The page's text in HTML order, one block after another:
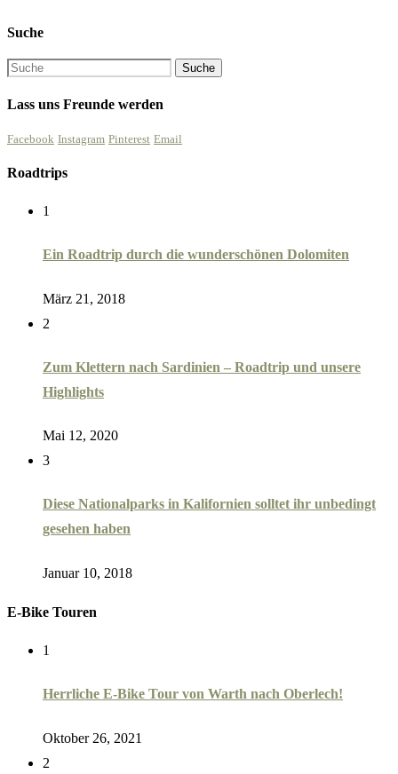
Suche
Lass uns Freunde werden
Facebook Instagram Pinterest Email
Roadtrips
1
Ein Roadtrip durch die wunderschönen Dolomiten
März 21, 2018
2
Zum Klettern nach Sardinien – Roadtrip und unsere
Highlights
Mai 12, 2020
3
Diese Nationalparks in Kalifornien solltet ihr unbedingt
gesehen haben
Januar 10, 2018
E-Bike Touren
1
Herrliche E-Bike Tour von Warth nach Oberlech!
Oktober 26, 2021
2